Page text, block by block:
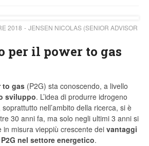
2018
JENSEN NICOLAS (SENIOR ADVISOR
per il power to gas
to gas (P2G) sta conoscendo, a livello
sviluppo. L’idea di produrre idrogeno
nell’ambito della ricerca, si è
30 anni fa, ma solo negli ultimi 3 anni si
in misura vieppiù crescente dei vantaggi
nel settore energetico.